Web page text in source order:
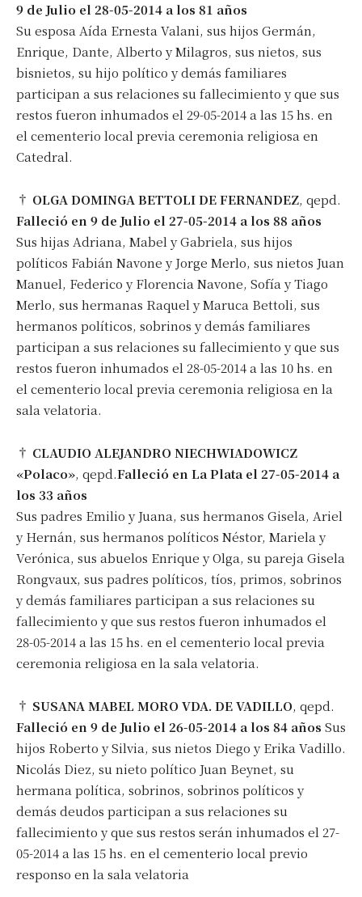
9 de Julio el 28-05-2014 a los 81 años
Su esposa Aída Ernesta Valani, sus hijos Germán,
Enrique, Dante, Alberto y Milagros, sus nietos, sus
bisnietos, su hijo político y demás familiares
participan a sus relaciones su fallecimiento y que sus
restos fueron inhumados el 29-05-2014 a las 15 hs. en
el cementerio local previa ceremonia religiosa en
Catedral.
† OLGA DOMINGA BETTOLI DE FERNANDEZ, qepd.
Falleció en 9 de Julio el 27-05-2014 a los 88 años
Sus hijas Adriana, Mabel y Gabriela, sus hijos
políticos Fabián Navone y Jorge Merlo, sus nietos Juan
Manuel, Federico y Florencia Navone, Sofía y Tiago
Merlo, sus hermanas Raquel y Maruca Bettoli, sus
hermanos políticos, sobrinos y demás familiares
participan a sus relaciones su fallecimiento y que sus
restos fueron inhumados el 28-05-2014 a las 10 hs. en
el cementerio local previa ceremonia religiosa en la
sala velatoria.
† CLAUDIO ALEJANDRO NIECHWIADOWICZ
«Polaco», qepd.Falleció en La Plata el 27-05-2014 a
los 33 años
Sus padres Emilio y Juana, sus hermanos Gisela, Ariel
y Hernán, sus hermanos políticos Néstor, Mariela y
Verónica, sus abuelos Enrique y Olga, su pareja Gisela
Rongvaux, sus padres políticos, tíos, primos, sobrinos
y demás familiares participan a sus relaciones su
fallecimiento y que sus restos fueron inhumados el
28-05-2014 a las 15 hs. en el cementerio local previa
ceremonia religiosa en la sala velatoria.
† SUSANA MABEL MORO VDA. DE VADILLO, qepd.
Falleció en 9 de Julio el 26-05-2014 a los 84 años Sus
hijos Roberto y Silvia, sus nietos Diego y Erika Vadillo.
Nicolás Diez, su nieto político Juan Beynet, su
hermana política, sobrinos, sobrinos políticos y
demás deudos participan a sus relaciones su
fallecimiento y que sus restos serán inhumados el 27-
05-2014 a las 15 hs. en el cementerio local previo
responso en la sala velatoria